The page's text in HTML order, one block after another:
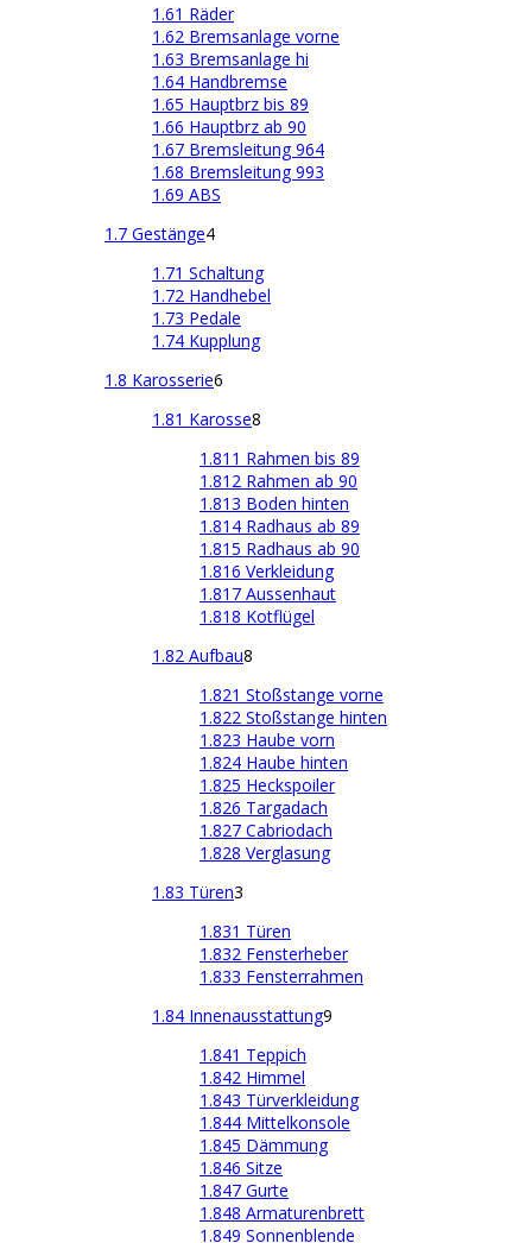
1.61 Räder
1.62 Bremsanlage vorne
1.63 Bremsanlage hi
1.64 Handbremse
1.65 Hauptbrz bis 89
1.66 Hauptbrz ab 90
1.67 Bremsleitung 964
1.68 Bremsleitung 993
1.69 ABS
1.7 Gestänge4
1.71 Schaltung
1.72 Handhebel
1.73 Pedale
1.74 Kupplung
1.8 Karosserie6
1.81 Karosse8
1.811 Rahmen bis 89
1.812 Rahmen ab 90
1.813 Boden hinten
1.814 Radhaus ab 89
1.815 Radhaus ab 90
1.816 Verkleidung
1.817 Aussenhaut
1.818 Kotflügel
1.82 Aufbau8
1.821 Stoßstange vorne
1.822 Stoßstange hinten
1.823 Haube vorn
1.824 Haube hinten
1.825 Heckspoiler
1.826 Targadach
1.827 Cabriodach
1.828 Verglasung
1.83 Türen3
1.831 Türen
1.832 Fensterheber
1.833 Fensterrahmen
1.84 Innenausstattung9
1.841 Teppich
1.842 Himmel
1.843 Türverkleidung
1.844 Mittelkonsole
1.845 Dämmung
1.846 Sitze
1.847 Gurte
1.848 Armaturenbrett
1.849 Sonnenblende